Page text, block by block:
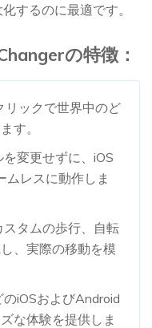
するのに最適です。
の特徴：
リックで世界中のど
す。
変更せずに、iOS
ムレスに動作しま
スタムの歩行、自転
、実際の移動を模
のiOSおよびAndroid
な体験を提供しま